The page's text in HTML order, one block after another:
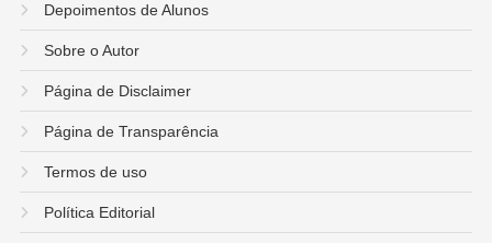
Depoimentos de Alunos
Sobre o Autor
Página de Disclaimer
Página de Transparência
Termos de uso
Política Editorial